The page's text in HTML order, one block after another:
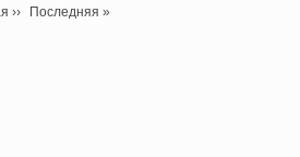
››
Последняя
Последняя »